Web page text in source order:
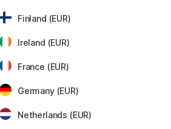
Finland (EUR)
Ireland (EUR)
France (EUR)
Germany (EUR)
Netherlands (EUR)